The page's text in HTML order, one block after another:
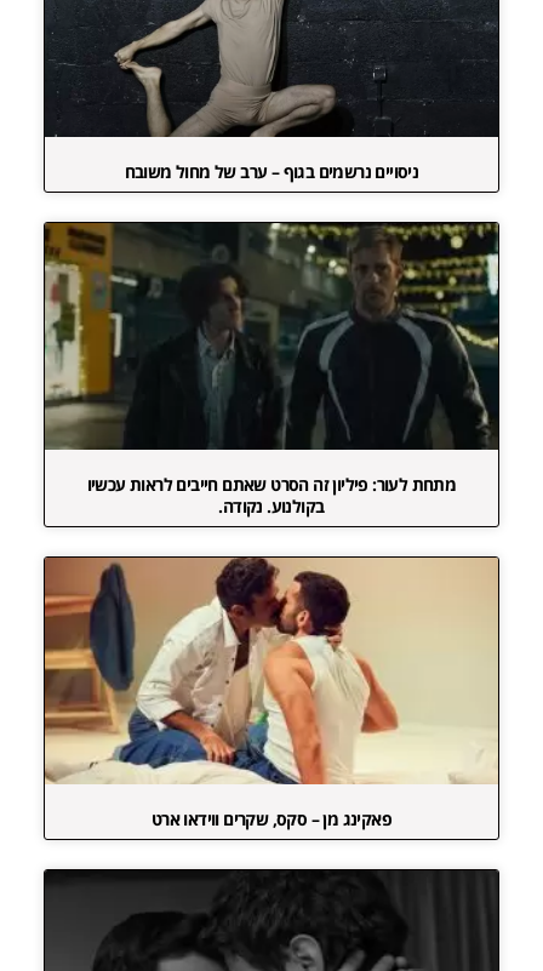
ניסויים נרשמים בגוף – ערב של מחול משובח
מתחת לעור: פיליון זה הסרט שאתם חייבים לראות עכשיו
בקולנוע. נקודה.
פאקינג מן – סקס, שקרים ווידאו ארט